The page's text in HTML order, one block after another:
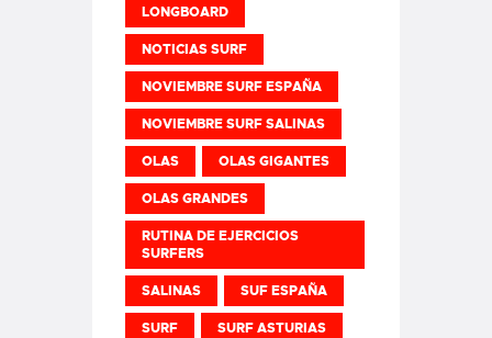
LONGBOARD
NOTICIAS SURF
NOVIEMBRE SURF ESPAÑA
NOVIEMBRE SURF SALINAS
OLAS OLAS GIGANTES
OLAS GRANDES
RUTINA DE EJERCICIOS
SURFERS
SALINAS SUF ESPAÑA
SURF SURF ASTURIAS